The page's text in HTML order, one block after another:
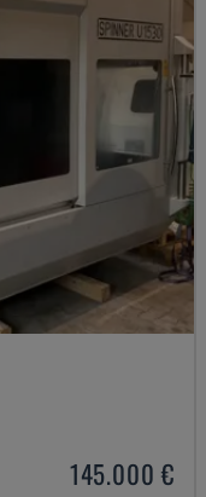
145.000 €